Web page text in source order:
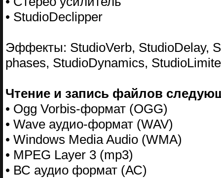
• StudioDeclipper
Эффекты: StudioVerb, StudioDelay,
phases, StudioDynamics,
Чтение и запись файлов
• Ogg Vorbis-формат (OGG)
• Wave аудио-формат (WAV)
• Windows Media Audio (WMA)
• MPEG Layer 3 (mp3)
• ВС аудио формат (АС)